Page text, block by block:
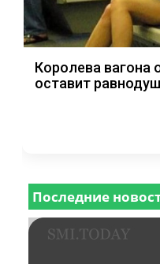
Королева вагона
оставит